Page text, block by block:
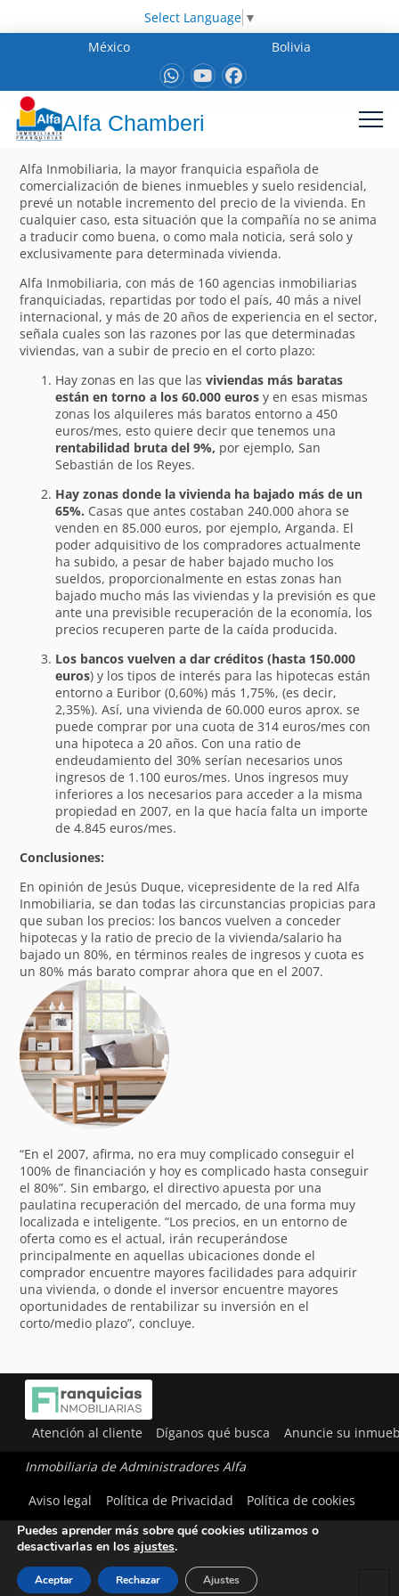
Select Language ▼
México
Bolivia
Alfa Chamberi
Alfa Inmobiliaria, la mayor franquicia española de
comercialización de bienes inmuebles y suelo residencial,
prevé un notable incremento del precio de la vivienda. En
cualquier caso, esta situación que la compañía no se anima
a traducir como buena, o como mala noticia, será solo y
exclusivamente para determinada vivienda.
Alfa Inmobiliaria, con más de 160 agencias inmobiliarias
franquiciadas, repartidas por todo el país, 40 más a nivel
internacional, y más de 20 años de experiencia en el sector,
señala cuales son las razones por las que determinadas
viviendas, van a subir de precio en el corto plazo:
Hay zonas en las que lasviviendas más baratas
están en torno a los 60.000 euros y en esas mismas
zonas los alquileres más baratos entorno a 450
euros/mes, esto quiere decir que tenemos una
rentabilidad bruta del 9%, por ejemplo, San
Sebastián de los Reyes.
Hay zonas donde la vivienda ha bajado más de un
65%. Casas que antes costaban 240.000 ahora se
venden en 85.000 euros, por ejemplo, Arganda. El
poder adquisitivo de los compradores actualmente
ha subido, a pesar de haber bajado mucho los
sueldos, proporcionalmente en estas zonas han
bajado mucho más las viviendas y la previsión es que
ante una previsible recuperación de la economía, los
precios recuperen parte de la caída producida.
Los bancos vuelven a dar créditos (hasta 150.000
euros) y los tipos de interés para las hipotecas están
entorno a Euribor (0,60%) más 1,75%, (es decir,
2,35%). Así, una vivienda de 60.000 euros aprox. se
puede comprar por una cuota de 314 euros/mes con
una hipoteca a 20 años. Con una ratio de
endeudamiento del 30% serían necesarios unos
ingresos de 1.100 euros/mes. Unos ingresos muy
inferiores a los necesarios para acceder a la misma
propiedad en 2007, en la que hacía falta un importe
de 4.845 euros/mes.
Conclusiones:
En opinión de Jesús Duque, vicepresidente de la red Alfa
Inmobiliaria, se dan todas las circunstancias propicias para
que suban los precios: los bancos vuelven a conceder
hipotecas y la ratio de precio de la vivienda/salario ha
bajado un 80%, en términos reales de ingresos y cuota es
un 80% más barato comprar ahora que en el 2007.
“En el 2007, afirma, no era muy complicado conseguir el
100% de financiación y hoy es complicado hasta conseguir
el 80%”. Sin embargo, el directivo apuesta por una
paulatina recuperación del mercado, de una forma muy
localizada e inteligente. “Los precios, en un entorno de
oferta como es el actual, irán recuperándose
principalmente en aquellas ubicaciones donde el
comprador encuentre mayores facilidades para adquirir
una vivienda, o donde el inversor encuentre mayores
oportunidades de rentabilizar su inversión en el
corto/medio plazo”, concluye.
Atención al cliente Díganos qué busca Anuncie su
Inmobiliaria de Administradores Alfa
Aviso legal
Política de Privacidad Política de cookies
Utilizamos cookies para ofrecerte la mejor experiencia en
Puedes aprender más sobre qué cookies utilizamos o
desactivarlas en los ajustes.
Aceptar Rechazar Ajustes